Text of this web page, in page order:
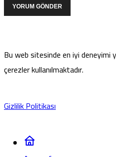
YORUM GÖNDER
Bu web sitesinde en iyi deneyimi
çerezler kullanılmaktadır.
Gizlilik Politikası